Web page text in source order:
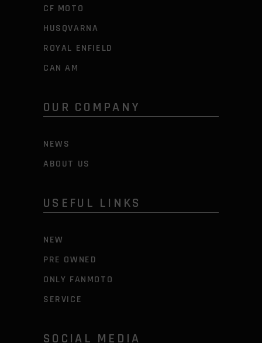
CF MOTO
HUSQVARNA
ROYAL ENFIELD
CAN AM
OUR COMPANY
NEWS
ABOUT US
USEFUL LINKS
NEW
PRE OWNED
ONLY FANMOTO
SERVICE
SOCIAL MEDIA